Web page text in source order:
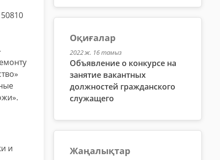
и
Оқиғалар
2022 ж. 16 тамыз
Объявление о конкурсе на
занятие вакантных
должностей гражданского
служащего
Жаңалықтар